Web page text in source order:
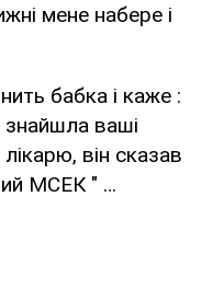
мене набере і
бабка і каже :
знайшла ваші
він сказав
МСЕК " …